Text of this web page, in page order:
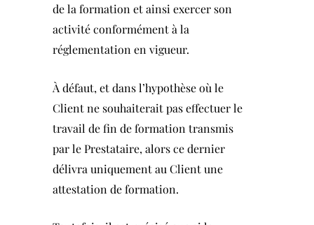
de la formation et ainsi exercer son
activité conformément à la
réglementation en vigueur.
À défaut, et dans l’hypothèse où le
Client ne souhaiterait pas effectuer le
travail de fin de formation transmis
par le Prestataire, alors ce dernier
délivra uniquement au Client une
attestation de formation.